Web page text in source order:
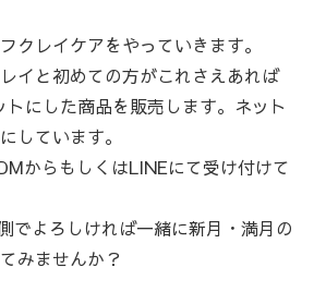
クレイケアをやっていきます。
イと初めての方がこれさえあれば
にした商品を販売します。ネット
しています。
からもしくはLINEにて受け付けて
でよろしければ一緒に新月・満月の
みませんか？